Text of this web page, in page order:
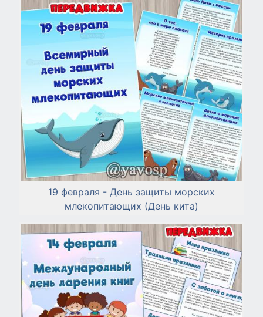
19 февраля - День защиты морских
млекопитающих (День кита)